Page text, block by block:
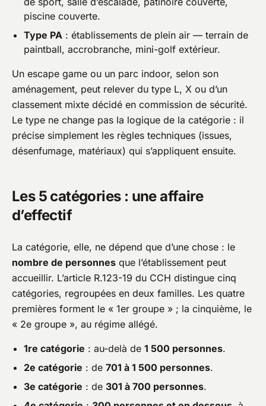
piscine couverte.
Type PA : établissements de plein air — terrain de
paintball, accrobranche, mini-golf extérieur.
Un escape game ou un parc indoor, selon son
aménagement, peut relever du type L, X ou d’un
classement mixte décidé en commission de sécurité.
Le type ne change pas la logique de la catégorie : il
précise simplement les règles techniques (issues,
désenfumage, matériaux) qui s’appliquent ensuite.
Les 5 catégories : une affaire
d’effectif
La catégorie, elle, ne dépend que d’une chose : le
nombre de personnes que l’établissement peut
accueillir. L’article R.123-19 du CCH distingue cinq
catégories, regroupées en deux familles. Les quatre
premières forment le « 1er groupe » ; la cinquième, le
« 2e groupe », au régime allégé.
1re catégorie : au-delà de 1 500 personnes.
2e catégorie : de 701 à 1 500 personnes.
3e catégorie : de 301 à 700 personnes.